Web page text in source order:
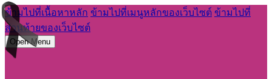
ข้ามไปที่เนื้อหาหลัก ข้ามไปที่เมนูหลักของเว็บไซต์ ข้ามไปที่
ส่วนท้ายของเว็บไซต์
Open Menu